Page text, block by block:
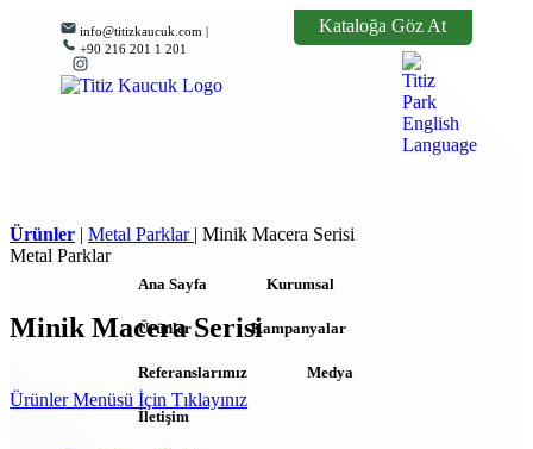
info@titizkaucuk.com |
+90 216 201 1 201
Kataloğa Göz At
Ana Sayfa Kurumsal
Ürünler Kampanyalar
Referanslarımız Medya
İletişim
Ürünler | Metal Parklar | Minik Macera Serisi
Metal Parklar
Minik Macera Serisi
Ürünler Menüsü İçin Tıklayınız